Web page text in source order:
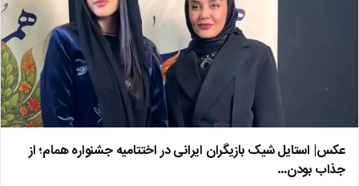
عکس| استایل شیک بازیگران ایرانی در اختتامیه جشنواره همام؛ از
جذاب بودن…